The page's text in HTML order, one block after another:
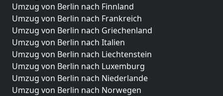
Umzug von Berlin nach Finnland
Umzug von Berlin nach Frankreich
Umzug von Berlin nach Griechenland
Umzug von Berlin nach Italien
Umzug von Berlin nach Liechtenstein
Umzug von Berlin nach Luxemburg
Umzug von Berlin nach Niederlande
Umzug von Berlin nach Norwegen